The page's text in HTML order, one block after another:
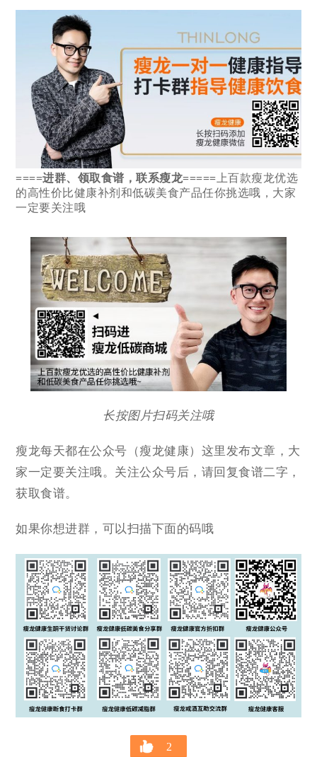
====进群、领取食谱，联系瘦龙===== 上百款瘦龙优选
的高性价比健康补剂和低碳美食产品任你挑选哦，大家
一定要关注哦
长按图片扫码关注哦
瘦龙每天都在公众号（瘦龙健康）这里发布文章，大
家一定要关注哦。关注公众号后，请回复食谱二字，
获取食谱。
如果你想进群，可以扫描下面的码哦
2